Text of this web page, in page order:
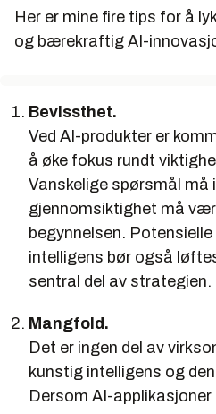
Her er mine fire tips for å
og bærekraftig AI-
Bevissthet.
Ved AI-produkter er
å øke fokus rundt
Vanskelige spørsmål må
gjennomsiktighet må
begynnelsen.
intelligens bør også
sentral del av strategien.
Mangfold.
Det er ingen del av
kunstig intelligens og
Dersom AI-